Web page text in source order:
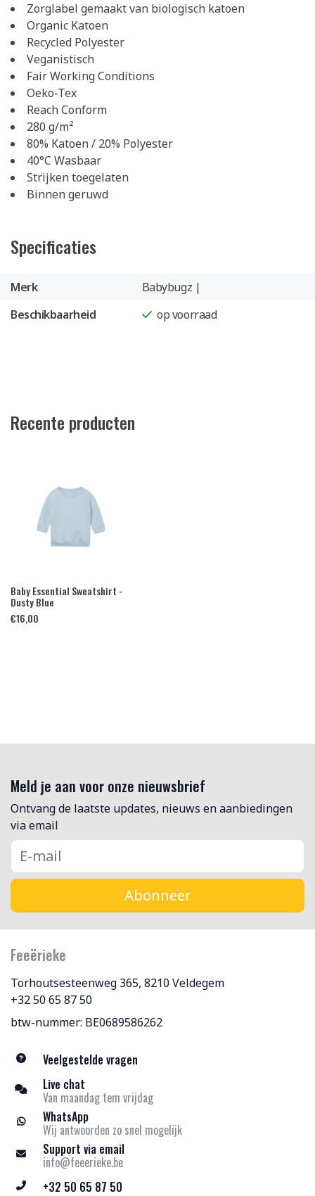
Zorglabel gemaakt van biologisch katoen
Organic Katoen
Recycled Polyester
Veganistisch
Fair Working Conditions
Oeko-Tex
Reach Conform
280 g/m²
80% Katoen / 20% Polyester
40°C Wasbaar
Strijken toegelaten
Binnen geruwd
Specificaties
Merk
Babybugz |
Beschikbaarheid
op voorraad
Recente producten
Baby Essential Sweatshirt -
Dusty Blue
€16,00
Meld je aan voor onze nieuwsbrief
Ontvang de laatste updates, nieuws en aanbiedingen
via email
Abonneer
Feeërieke
Torhoutsesteenweg 365, 8210 Veldegem
+32 50 65 87 50
btw-nummer: BE0689586262
Veelgestelde vragen
Live chat
Van maandag tem vrijdag
WhatsApp
Wij antwoorden zo snel mogelijk
Support via email
info@feeerieke.be
+32 50 65 87 50